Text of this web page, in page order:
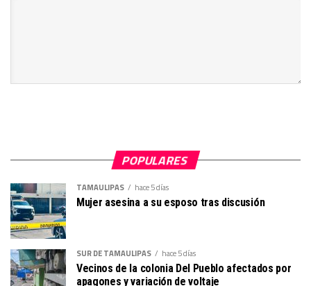
POPULARES
TAMAULIPAS hace 5 días
Mujer asesina a su esposo tras discusión
SUR DE TAMAULIPAS hace 5 días
Vecinos de la colonia Del Pueblo afectados por
apagones y variación de voltaje